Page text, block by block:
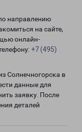
направлению
на сайте,
онлайн-
+7 (495)
Солнечногорска в
данные для
заявку. После
деталей